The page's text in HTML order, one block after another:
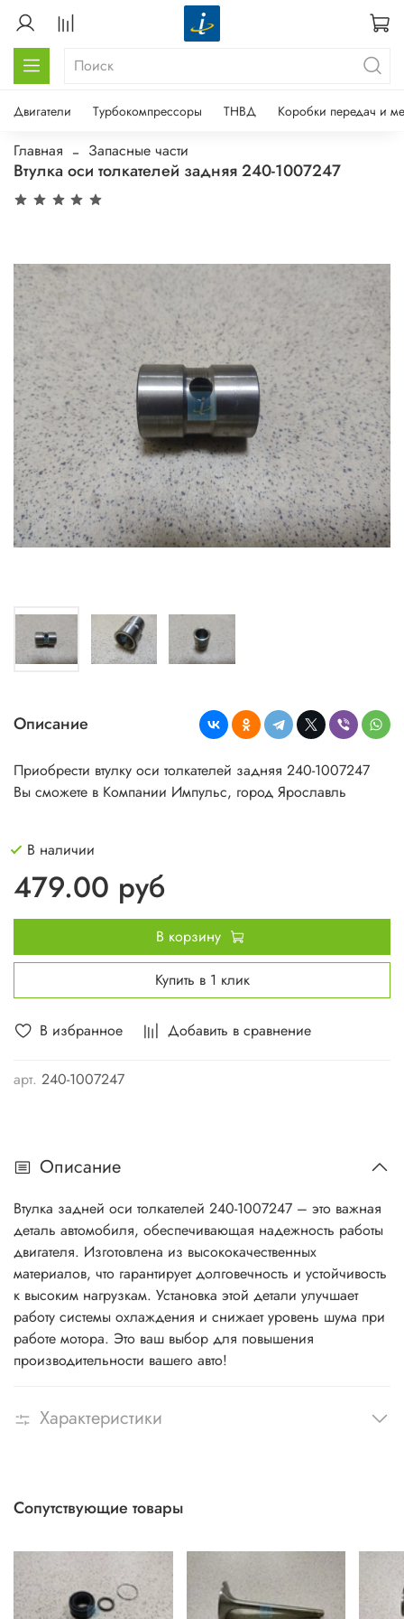
Двигатели Турбокомпрессоры ТНВД Коробки передач и
Главная Запасные части
Втулка оси толкателей задняя 240-1007247
В избранное Добавить в сравнение
арт. 240-1007247
Описание
Приобрести втулку оси толкателей задняя 240-1007247
Вы сможете в Компании Импульс, город Ярославль
В наличии
479.00 руб
В корзину
Купить в 1 клик
Описание
Втулка задней оси толкателей 240-1007247 – это важная
деталь автомобиля, обеспечивающая надежность работы
двигателя. Изготовлена из высококачественных
материалов, что гарантирует долговечность и устойчивость
к высоким нагрузкам. Установка этой детали улучшает
работу системы охлаждения и снижает уровень шума при
работе мотора. Это ваш выбор для повышения
производительности вашего авто!
Характеристики
Сопутствующие товары